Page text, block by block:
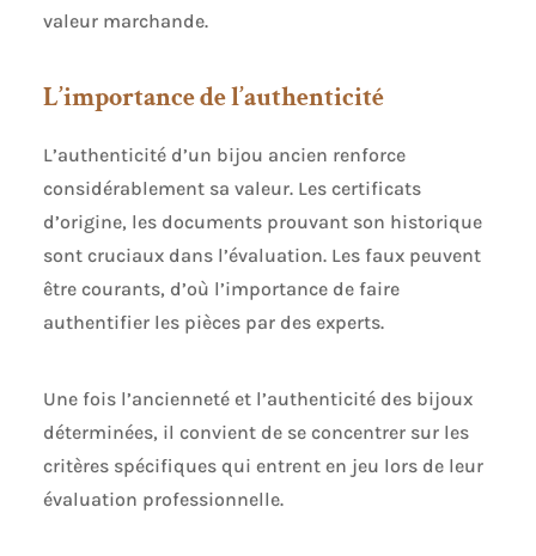
valeur marchande.
L’importance de l’authenticité
L’authenticité d’un bijou ancien renforce
considérablement sa valeur. Les certificats
d’origine, les documents prouvant son historique
sont cruciaux dans l’évaluation. Les faux peuvent
être courants, d’où l’importance de faire
authentifier les pièces par des experts.
Une fois l’ancienneté et l’authenticité des bijoux
déterminées, il convient de se concentrer sur les
critères spécifiques qui entrent en jeu lors de leur
évaluation professionnelle.